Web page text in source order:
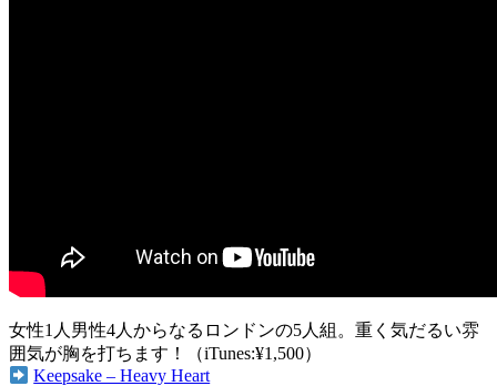
女性1人男性4人からなるロンドンの5人組。重く気だるい雰
囲気が胸を打ちます！（iTunes:¥1,500）
Keepsake – Heavy Heart